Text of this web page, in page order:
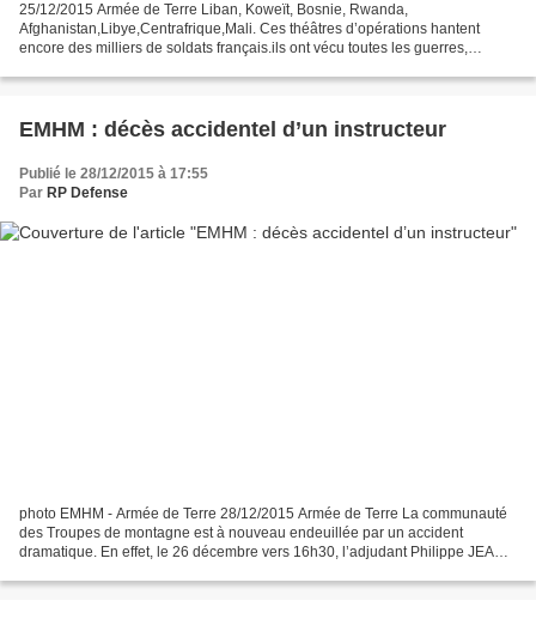
25/12/2015 Armée de Terre Liban, Koweït, Bosnie, Rwanda,
Afghanistan,Libye,Centrafrique,Mali. Ces théâtres d’opérations hantent
encore des milliers de soldats français.ils ont vécu toutes les guerres,
EMHM : décès accidentel d’un instructeur
Publié le 28/12/2015 à 17:55
Par RP Defense
photo EMHM - Armée de Terre 28/12/2015 Armée de Terre La communauté
des Troupes de montagne est à nouveau endeuillée par un accident
dramatique. En effet, le 26 décembre vers 16h30, l’adjudant Philippe JEAN,